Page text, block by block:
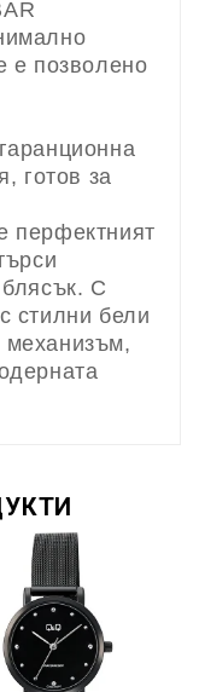
е позволено
готов за
перфектният
С
стилни бели